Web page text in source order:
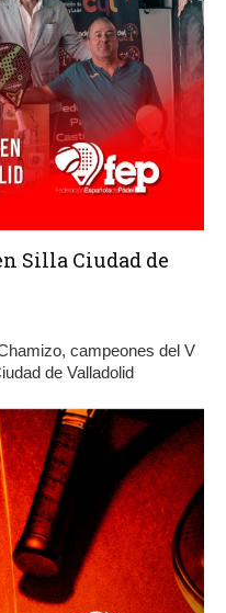
Silla Ciudad de
campeones del V
de Valladolid